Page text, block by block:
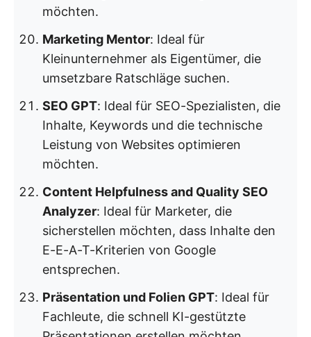
möchten.
Marketing Mentor: Ideal für
Kleinunternehmer als Eigentümer, die
umsetzbare Ratschläge suchen.
SEO GPT: Ideal für SEO-Spezialisten, die
Inhalte, Keywords und die technische
Leistung von Websites optimieren
möchten.
Content Helpfulness and Quality SEO
Analyzer: Ideal für Marketer, die
sicherstellen möchten, dass Inhalte den
E-E-A-T-Kriterien von Google
entsprechen.
Präsentation und Folien GPT: Ideal für
Fachleute, die schnell KI-gestützte